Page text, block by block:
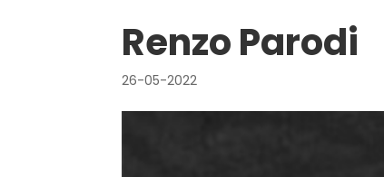
Renzo Parodi
26-05-2022